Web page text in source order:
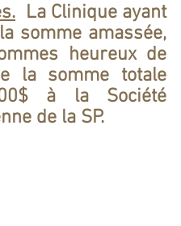
  La Clinique ayant
somme amassée,
heureux de
la somme totale
à la Société
de la SP.